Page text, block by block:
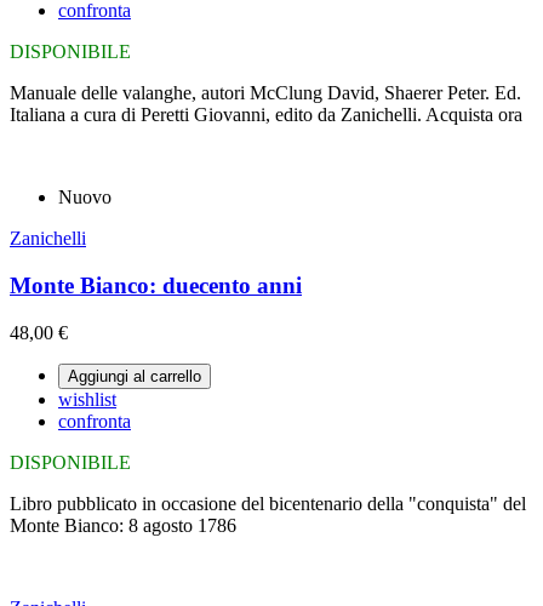
confronta
DISPONIBILE
Manuale delle valanghe, autori McClung David, Shaerer Peter. Ed.
Italiana a cura di Peretti Giovanni, edito da Zanichelli. Acquista ora
Nuovo
Zanichelli
Monte Bianco: duecento anni
48,00 €
Aggiungi al carrello
wishlist
confronta
DISPONIBILE
Libro pubblicato in occasione del bicentenario della "conquista" del
Monte Bianco: 8 agosto 1786